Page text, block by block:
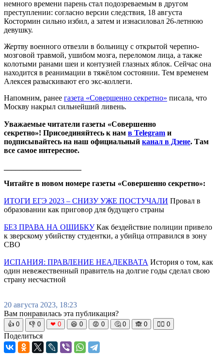
немного времени парень стал подозреваемым в другом
преступлении: согласно версии следствия, 18 августа
Костормин сильно избил, а затем и изнасиловал 26-летнюю
девушку.
Жертву военного отвезли в больницу с открытой черепно-
мозговой травмой, ушибом мозга, переломом лица, а также
колотыми ранами шеи и контузией глазных яблок. Сейчас она
находится в реанимации в тяжёлом состоянии. Тем временем
Алексея разыскивают его экс-коллеги.
Напомним, ранее газета «Совершенно секретно» писала, что
Москву накрыл сильнейший ливень.
Уважаемые читатели газеты «Совершенно
секретно»! Присоединяйтесь к нам в Telegram и
подписывайтесь на наш официальный канал в Дзене. Там
все самое интересное.
Читайте в новом номере газеты «Совершенно секретно»:
ИТОГИ ЕГЭ 2023 – СНИЗУ УЖЕ ПОСТУЧАЛИ Провал в
образовании как приговор для будущего страны
БЕЗ ПРАВА НА ОШИБКУКак бездействие полиции привело
к зверскому убийству студентки, а убийца отправился в зону
СВО
ИСПАНИЯ: ПРАВЛЕНИЕ НЕАДЕКВАТА История о том, как
один невежественный правитель на долгие годы сделал свою
страну несчастной
20 августа 2023, 18:23
Вам понравилась эта публикация?
👍 0 👎 0 ❤ 0 😆 0 😡 0 🤔 0 🙈 0 🧘‍♀️ 0
Поделиться